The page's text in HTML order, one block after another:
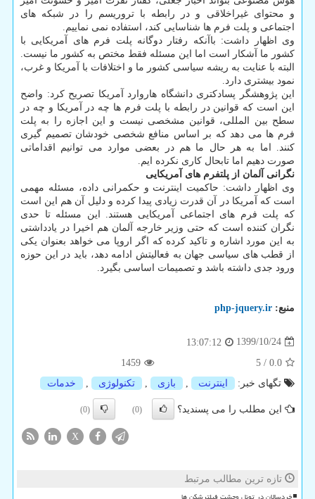
و محتوای غیراخلاقی و در رابطه با تروریسم را در شبکه های
اجتماعی و پلت فرم ها شناسایی کند، استفاده نمی نماییم.
وی اظهار داشت: باآنکه رفتار دوگانه پلت فرم های آمریکایی با
کشور ما آشکار است اما این مسئله فقط مختص به کشور ما نیست.
البته با عنایت به ریشه سیاسی کشور ما و اختلافات با آمریکا و غرب،
نمود بیشتری دارد.
این پژوهشگر پسادکتری دانشگاه هاروارد آمریکا تصریح کرد: واضح
این است که قوانین در رابطه با پلت فرم ها چه در آمریکا و چه در
سطح بین المللی، قوانین مشخصی نیست و این اجازه را به پلت
فرم ها می دهد که بر اساس منافع شخصی خودشان تصمیم گیری
کنند. اما به هر حال ما هم در بعضی موارد می توانیم اقداماتی
صورت دهیم اما تابحال کاری نکرده ایم.
نگرانی آلمان از پلتفرم های آمریکایی
وی اظهار داشت: حاکمیت اینترنت و حکمرانی داده، مسئله مهمی
است که آمریکا در آن قدرت زیادی پیدا کرده و دلیل آن هم این است
که پلت فرم های اجتماعی آمریکایی هستند. این مسئله تا حدی
نگران کننده است که حتی وزیر خارجه آلمان هم اخیرا در یادداشتی
به این مورد اشاره و تاکید کرده که اگر اروپا می خواهد بعنوان یکی
از قطب های سیاسی جهان به فعالیتش ادامه دهد، باید در این حوزه
ورود جدی داشته باشد و تصمیمات اساسی بگیرد.
منبع: php-jquery.ir
1399/10/24
13:07:12
0.0
/
5
1459
تگهای خبر:
اینترنت , بازی , تكنولوژی , خدمات
این مطلب را می پسندید؟ (0)
(0)
X
تازه ترین مطالب مرتبط